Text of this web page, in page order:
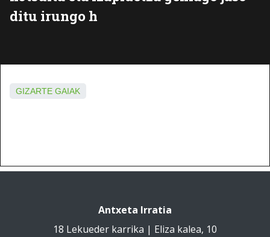
ditu irungo h
GIZARTE GAIAK
Antxeta Irratia
18 Lekueder karrika | Eliza kalea, 10